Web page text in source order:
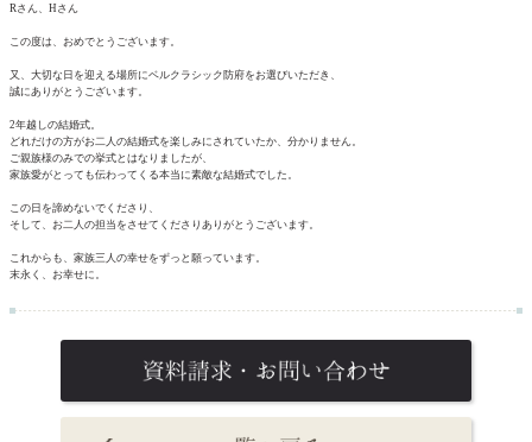
Rさん、Hさん
この度は、おめでとうございます。
又、大切な日を迎える場所にベルクラシック防府をお選びいただき、
誠にありがとうございます。
2年越しの結婚式。
どれだけの方がお二人の結婚式を楽しみにされていたか、分かりません。
ご親族様のみでの挙式とはなりましたが、
家族愛がとっても伝わってくる本当に素敵な結婚式でした。
この日を諦めないでくださり、
そして、お二人の担当をさせてくださりありがとうございます。
これからも、家族三人の幸せをずっと願っています。
末永く、お幸せに。